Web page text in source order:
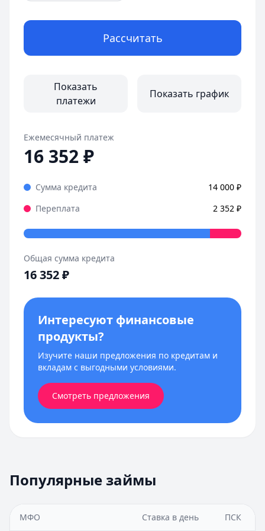
Рассчитать
Показать
платежи
Показать график
Ежемесячный платеж
16 352₽
Сумма кредита 14 000 ₽
Переплата
2 352 ₽
Общая сумма кредита
16 352₽
Интересуют финансовые
продукты?
Изучите наши предложения по кредитам и
вкладам с выгодными условиями.
Смотреть предложения
Популярные займы
МФО Ставка в день ПСК